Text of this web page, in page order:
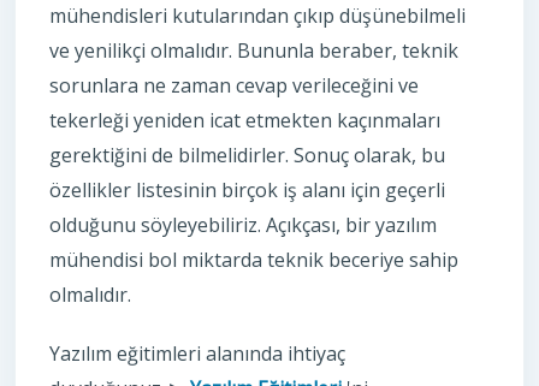
mühendisleri kutularından çıkıp düşünebilmeli
ve yenilikçi olmalıdır. Bununla beraber, teknik
sorunlara ne zaman cevap verileceğini ve
tekerleği yeniden icat etmekten kaçınmaları
gerektiğini de bilmelidirler. Sonuç olarak, bu
özellikler listesinin birçok iş alanı için geçerli
olduğunu söyleyebiliriz. Açıkçası, bir yazılım
mühendisi bol miktarda teknik beceriye sahip
olmalıdır.
Yazılım eğitimleri alanında ihtiyaç